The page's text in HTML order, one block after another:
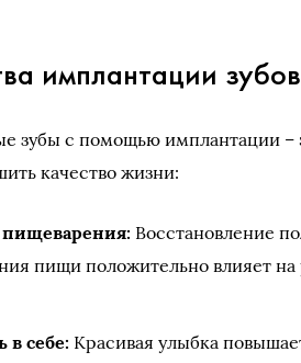
имплантации
зубы с помощью имплантации –
качество жизни:
Восстановление
пищи положительно влияет
в себе: Красивая улыбка